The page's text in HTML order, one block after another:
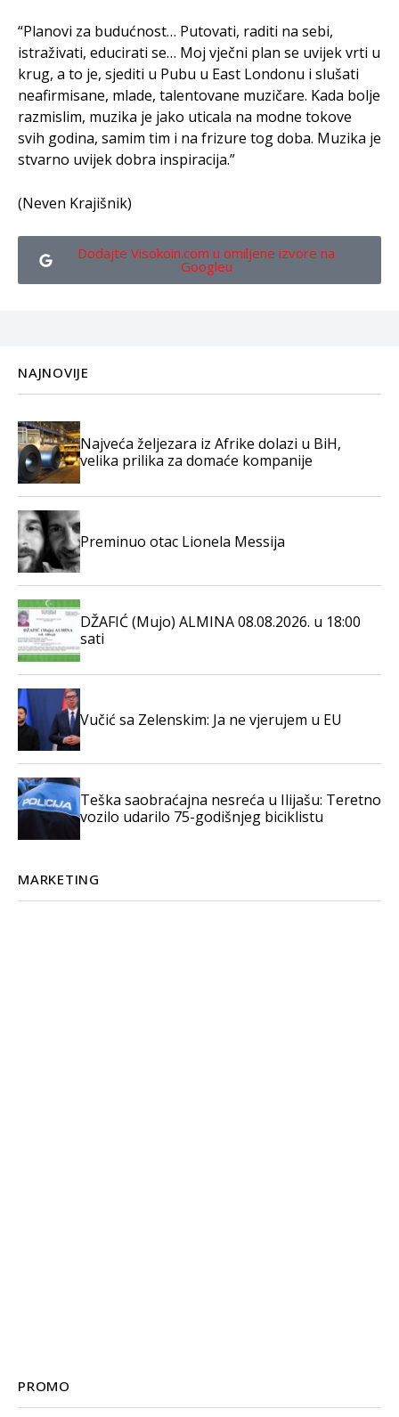
“Planovi za budućnost… Putovati, raditi na sebi,
istraživati, educirati se… Moj vječni plan se uvijek vrti u
krug, a to je, sjediti u Pubu u East Londonu i slušati
neafirmisane, mlade, talentovane muzičare. Kada bolje
razmislim, muzika je jako uticala na modne tokove
svih godina, samim tim i na frizure tog doba. Muzika je
stvarno uvijek dobra inspiracija.”
(Neven Krajišnik)
Dodajte Visokoin.com u omiljene izvore na
Googleu
NAJNOVIJE
Najveća željezara iz Afrike dolazi u BiH,
velika prilika za domaće kompanije
Preminuo otac Lionela Messija
DŽAFIĆ (Mujo) ALMINA 08.08.2026. u 18:00
sati
Vučić sa Zelenskim: Ja ne vjerujem u EU
Teška saobraćajna nesreća u Ilijašu: Teretno
vozilo udarilo 75-godišnjeg biciklistu
MARKETING
PROMO